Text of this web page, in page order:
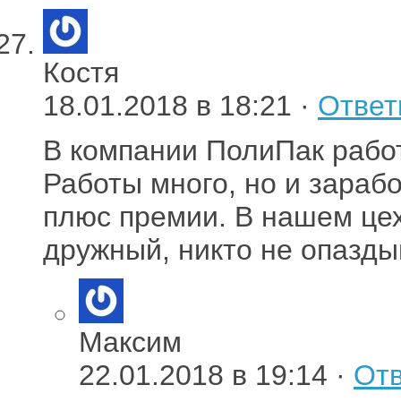
Костя
18.01.2018 в 18:21 ·
В компании ПолиПак
Работы много, но и
плюс премии. В нашем
дружный, никто не
Максим
22.01.2018 в 19:14 ·